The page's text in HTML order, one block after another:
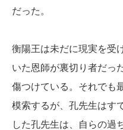
だった。
衡陽王は未だに現実を受
いた恩師が裏切り者だっ
傷つけている。それでも
模索するが、孔先生はす
した孔先生は、自らの過